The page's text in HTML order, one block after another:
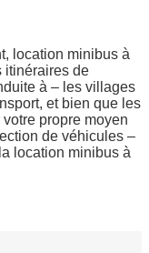
location minibus à
itinéraires de
à – les villages
et bien que les
propre moyen
de véhicules –
location minibus à